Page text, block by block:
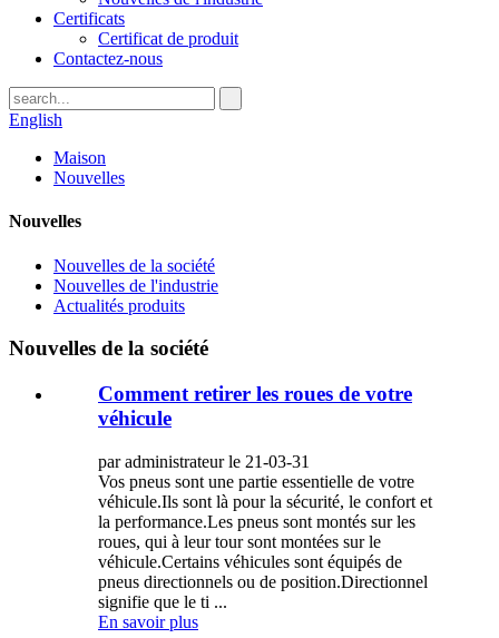
Certificats
Certificat de produit
Contactez-nous
English
Maison
Nouvelles
Nouvelles
Nouvelles de la société
Nouvelles de l'industrie
Actualités produits
Nouvelles de la société
Comment retirer les roues de votre
véhicule
par administrateur le 21-03-31
Vos pneus sont une partie essentielle de votre
véhicule.Ils sont là pour la sécurité, le confort et
la performance.Les pneus sont montés sur les
roues, qui à leur tour sont montées sur le
véhicule.Certains véhicules sont équipés de
pneus directionnels ou de position.Directionnel
signifie que le ti ...
En savoir plus